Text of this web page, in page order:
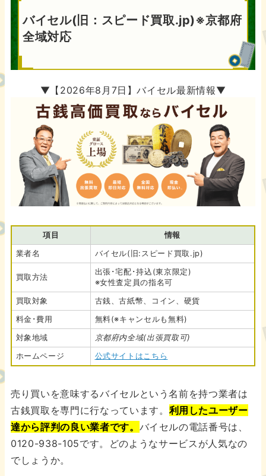
バイセル(旧：スピード買取.jp)※京都府
全域対応
▼【2026年8月7日】バイセル最新情報▼
項目
情報
業者名
バイセル(旧:スピード買取.jp)
買取方法
出張･宅配･持込(東京限定)
※女性査定員の指名可
買取対象
古銭、古紙幣、コイン、硬貨
料金･費用
無料(※キャンセルも無料)
対象地域
京都府内全域(出張買取可)
ホームページ
公式サイトはこちら
売り買いを意味するバイセルという名前を持つ業者は
古銭買取を専門に行なっています。 利用したユーザー
達から評判の良い業者です。 バイセルの電話番号は、
0120-938-105です。どのようなサービスが人気なの
でしょうか。